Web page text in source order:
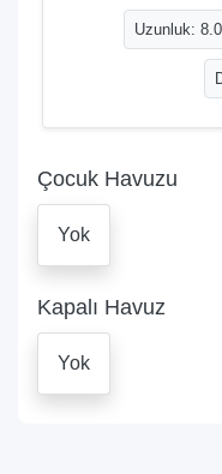
Uzunluk:
Çocuk Havuzu
Yok
Kapalı Havuz
Yok